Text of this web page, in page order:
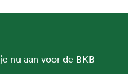
nu aan voor de BKB